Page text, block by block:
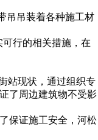
吊吊装着各种施工材
行的相关措施，在
站现状，通过组织专
了周边建筑物不受影
保证施工安全，河松